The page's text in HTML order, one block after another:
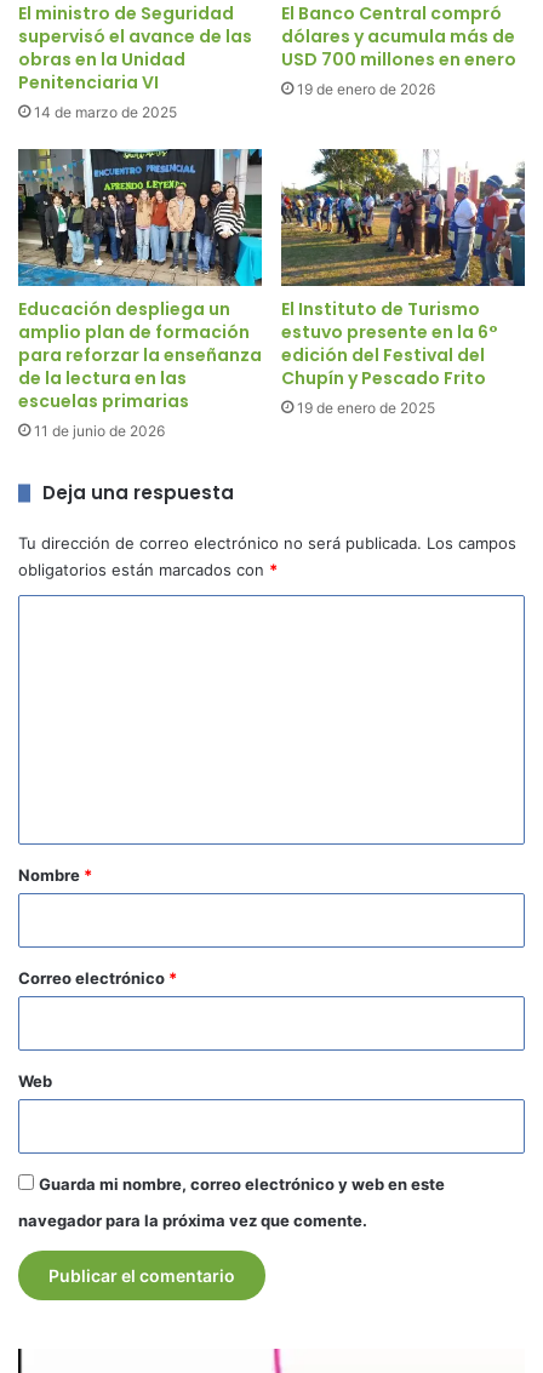
El ministro de Seguridad
supervisó el avance de las
obras en la Unidad
Penitenciaria VI
14 de marzo de 2025
El Banco Central compró
dólares y acumula más de
USD 700 millones en enero
19 de enero de 2026
Educación despliega un
amplio plan de formación
para reforzar la enseñanza
de la lectura en las
escuelas primarias
11 de junio de 2026
El Instituto de Turismo
estuvo presente en la 6°
edición del Festival del
Chupín y Pescado Frito
19 de enero de 2025
Deja una respuesta
Tu dirección de correo electrónico no será publicada. Los campos
obligatorios están marcados con *
r
o
*
Nombre *
Correo electrónico *
Web
Guarda mi nombre, correo electrónico y web en este
navegador para la próxima vez que comente.